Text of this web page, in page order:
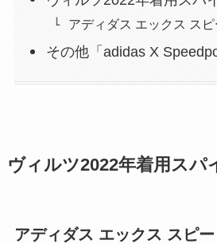
アディダス エックス ス
その他「adidas X
ヴィルツ2022年着用スパ
アディダス エックス スピ